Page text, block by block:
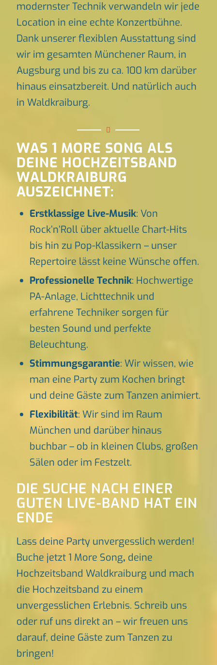
modernster Technik verwandeln wir jede
Location in eine echte Konzertbühne.
Dank unserer flexiblen Ausstattung sind
wir im gesamten Münchener Raum, in
Augsburg und bis zu ca. 100 km darüber
hinaus einsatzbereit. Und natürlich auch
in Waldkraiburg.
WAS 1 MORE SONG ALS
DEINE HOCHZEITSBAND
WALDKRAIBURG
AUSZEICHNET:
Erstklassige Live-Musik: Von
Rock’n’Roll über aktuelle Chart-Hits
bis hin zu Pop-Klassikern – unser
Repertoire lässt keine Wünsche offen.
Professionelle Technik: Hochwertige
PA-Anlage, Lichttechnik und
erfahrene Techniker sorgen für
besten Sound und perfekte
Beleuchtung.
Stimmungsgarantie: Wir wissen, wie
man eine Party zum Kochen bringt
und deine Gäste zum Tanzen animiert.
Flexibilität: Wir sind im Raum
München und darüber hinaus
buchbar – ob in kleinen Clubs, großen
Sälen oder im Festzelt.
DIE SUCHE NACH EINER
GUTEN LIVE-BAND HAT EIN
ENDE
Lass deine Party unvergesslich werden!
Buche jetzt 1 More Song, deine
Hochzeitsband Waldkraiburg und mach
die Hochzeitsband zu einem
unvergesslichen Erlebnis. Schreib uns
oder ruf uns direkt an – wir freuen uns
darauf, deine Gäste zum Tanzen zu
bringen!